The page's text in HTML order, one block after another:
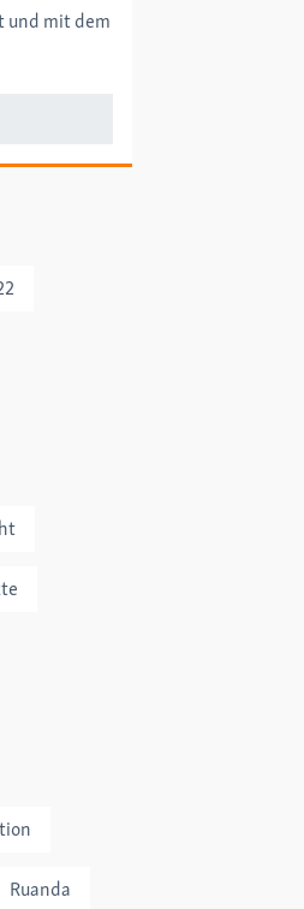
und mit dem
Ruanda